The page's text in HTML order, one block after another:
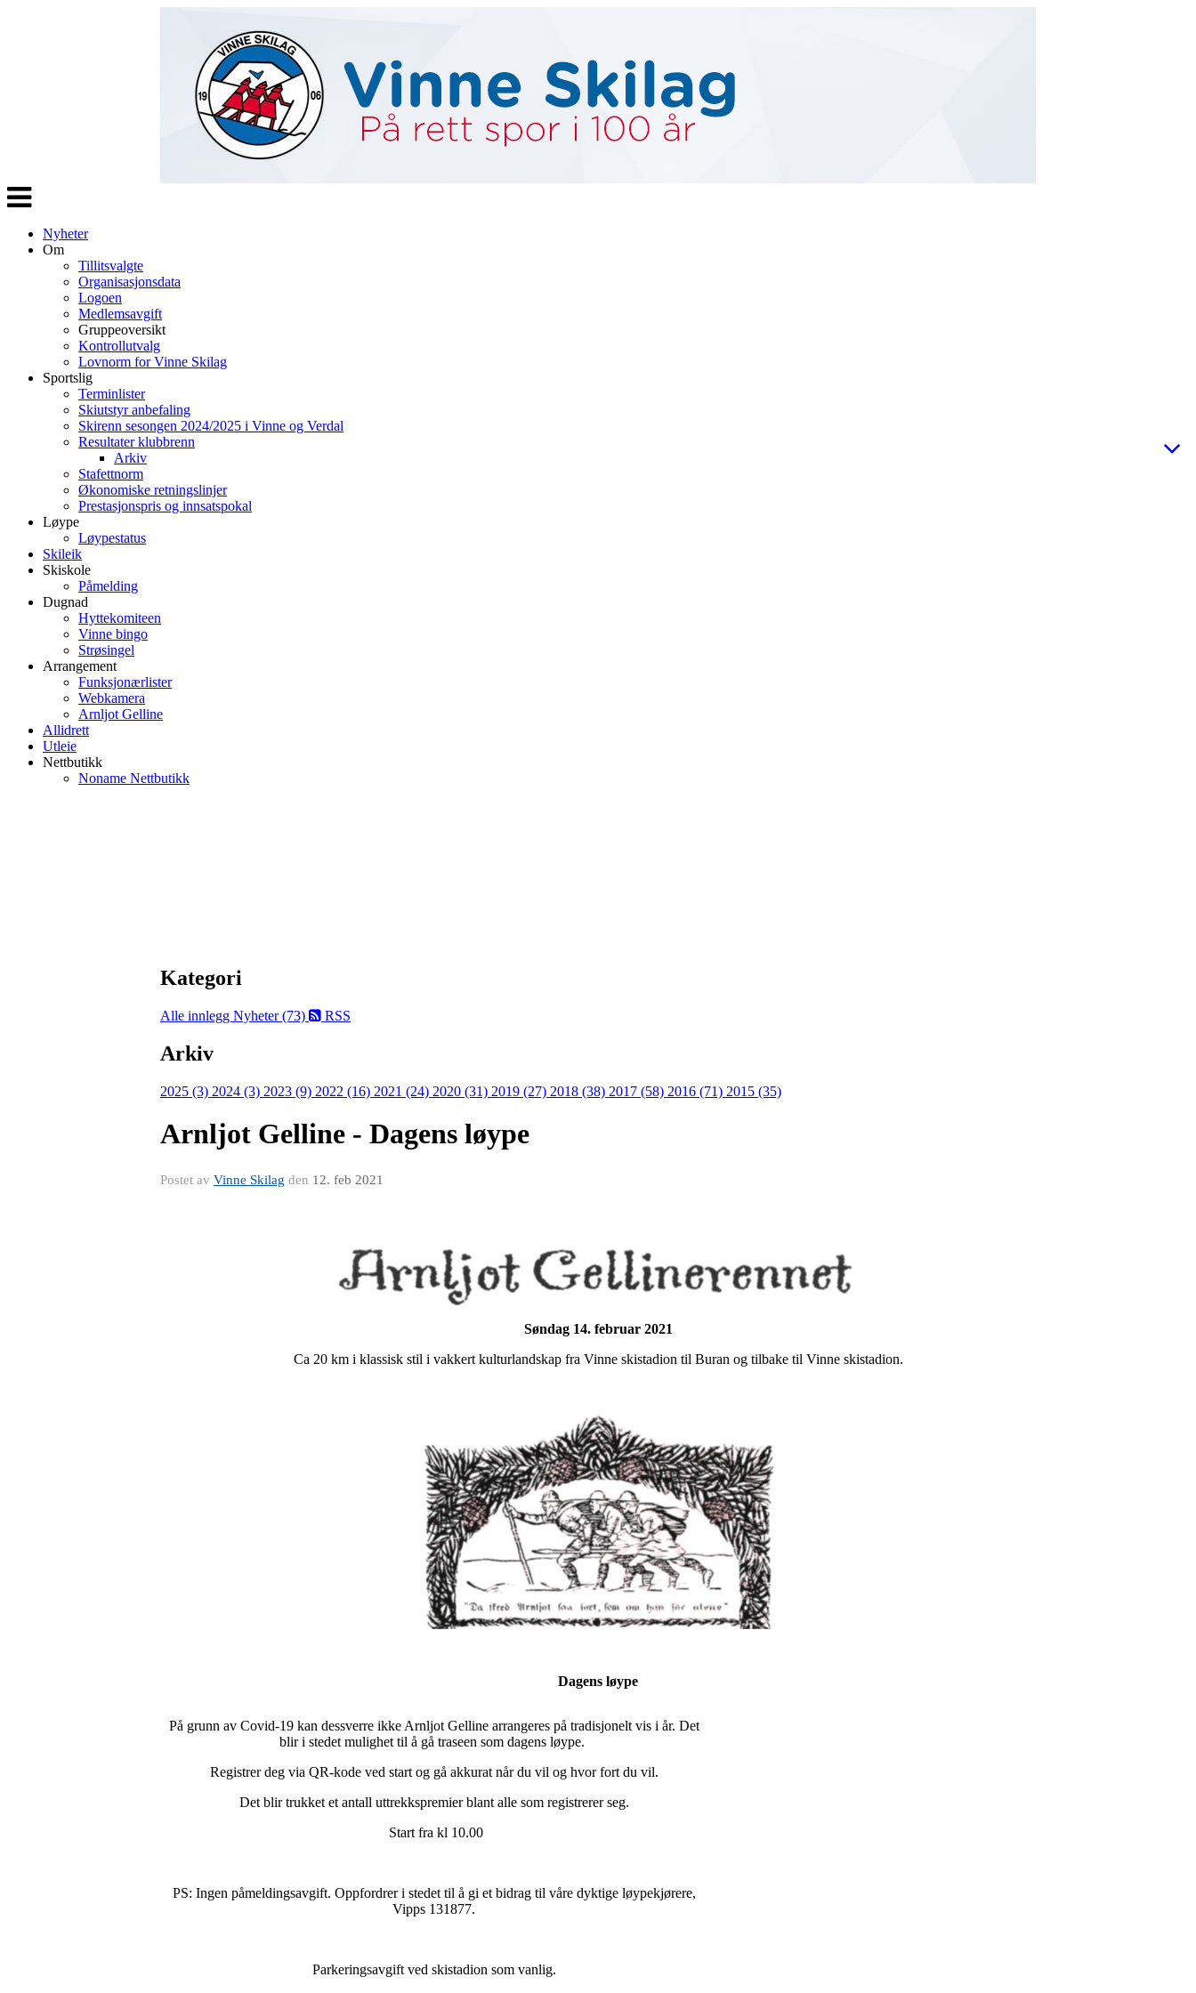
Veksle
navigasjon
Nyheter
Om
Tillitsvalgte
Organisasjonsdata
Logoen
Medlemsavgift
Gruppeoversikt
Kontrollutvalg
Lovnorm for Vinne Skilag
Sportslig
Terminlister
Skiutstyr anbefaling
Skirenn sesongen 2024/2025 i Vinne og Verdal
Resultater klubbrenn
Arkiv
Stafettnorm
Økonomiske retningslinjer
Prestasjonspris og innsatspokal
Løype
Løypestatus
Skileik
Skiskole
Påmelding
Dugnad
Hyttekomiteen
Vinne bingo
Strøsingel
Arrangement
Funksjonærlister
Webkamera
Arnljot Gelline
Allidrett
Utleie
Nettbutikk
Noname Nettbutikk
Kategori
Alle innlegg Nyheter (73) RSS
Arkiv
2025 (3) 2024 (3) 2023 (9) 2022 (16) 2021 (24) 2020 (31) 2019 (27) 2018 (38) 2017 (58) 2016 (71) 2015 (35)
Arnljot Gelline - Dagens løype
Postet av Vinne Skilag den 12. feb 2021
Søndag 14. februar 2021
Ca 20 km i klassisk stil i vakkert kulturlandskap fra Vinne skistadion til Buran og tilbake til Vinne skistadion.
Dagens løype
På grunn av Covid-19 kan dessverre ikke Arnljot Gelline arrangeres på tradisjonelt vis i år. Det
blir i stedet mulighet til å gå traseen som dagens løype.
Registrer deg via QR-kode ved start og gå akkurat når du vil og hvor fort du vil.
Det blir trukket et antall uttrekkspremier blant alle som registrerer seg.
Start fra kl 10.00
PS: Ingen påmeldingsavgift. Oppfordrer i stedet til å gi et bidrag til våre dyktige løypekjørere,
Vipps 131877.
Parkeringsavgift ved skistadion som vanlig.